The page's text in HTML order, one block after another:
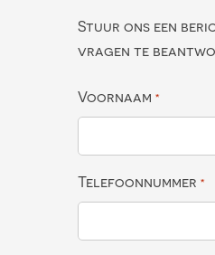
Stuur ons een
vragen te
Voornaam *
Telefoonnummer *